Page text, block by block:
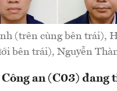
(trên cùng bên trái),
bên trái), Nguyễn
an (C03) đang